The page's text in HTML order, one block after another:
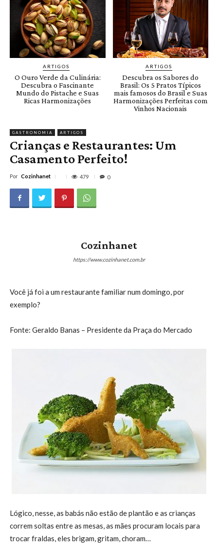
ARTIGOS
O Ouro Verde da Culinária:
Descubra o Fascinante
Mundo do Pistache e Suas
Ricas Harmonizações
ARTIGOS
Descubra os Sabores do
Brasil: Os 5 Pratos Típicos
mais famosos do Brasil e Suas
Harmonizações Perfeitas com
Vinhos Nacionais